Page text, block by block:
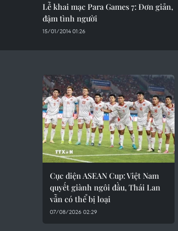
Lễ khai mạc Para Games 7: Đơn giản,
đậm tình người
15/01/2014 01:26
Cục diện ASEAN Cup: Việt Nam
quyết giành ngôi đầu, Thái Lan
vẫn có thể bị loại
07/08/2026 02:29